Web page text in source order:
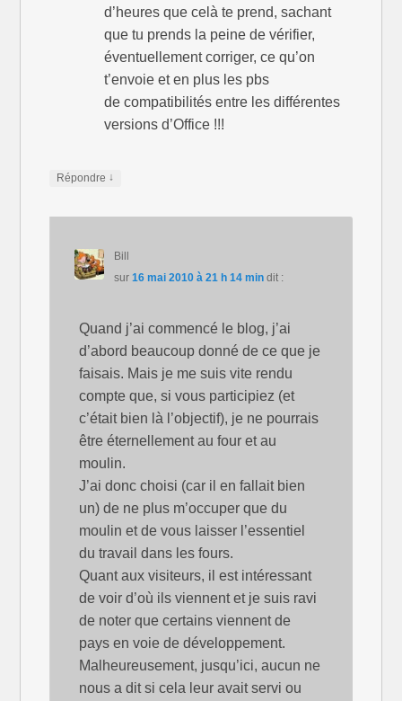
d’heures que celà te prend, sachant
que tu prends la peine de vérifier,
éventuellement corriger, ce qu’on
t’envoie et en plus les pbs
de compatibilités entre les différentes
versions d’Office !!!
Répondre ↓
Bill
sur 16 mai 2010 à 21 h 14 min dit :
Quand j’ai commencé le blog, j’ai
d’abord beaucoup donné de ce que je
faisais. Mais je me suis vite rendu
compte que, si vous participiez (et
c’était bien là l’objectif), je ne pourrais
être éternellement au four et au
moulin.
J’ai donc choisi (car il en fallait bien
un) de ne plus m’occuper que du
moulin et de vous laisser l’essentiel
du travail dans les fours.
Quant aux visiteurs, il est intéressant
de voir d’où ils viennent et je suis ravi
de noter que certains viennent de
pays en voie de développement.
Malheureusement, jusqu’ici, aucun ne
nous a dit si cela leur avait servi ou